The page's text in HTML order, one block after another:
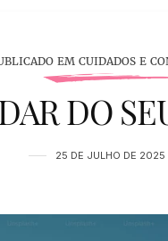
EM CUIDADOS E
DO
25 DE JULHO DE 2025